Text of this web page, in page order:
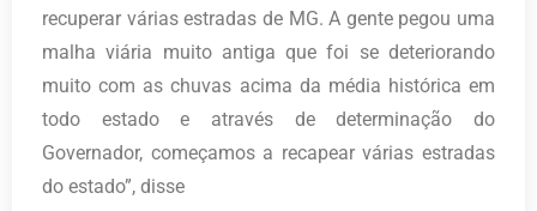
recuperar várias estradas de MG. A gente pegou uma
malha viária muito antiga que foi se deteriorando
muito com as chuvas acima da média histórica em
todo estado e através de determinação do
Governador, começamos a recapear várias estradas
do estado”, disse